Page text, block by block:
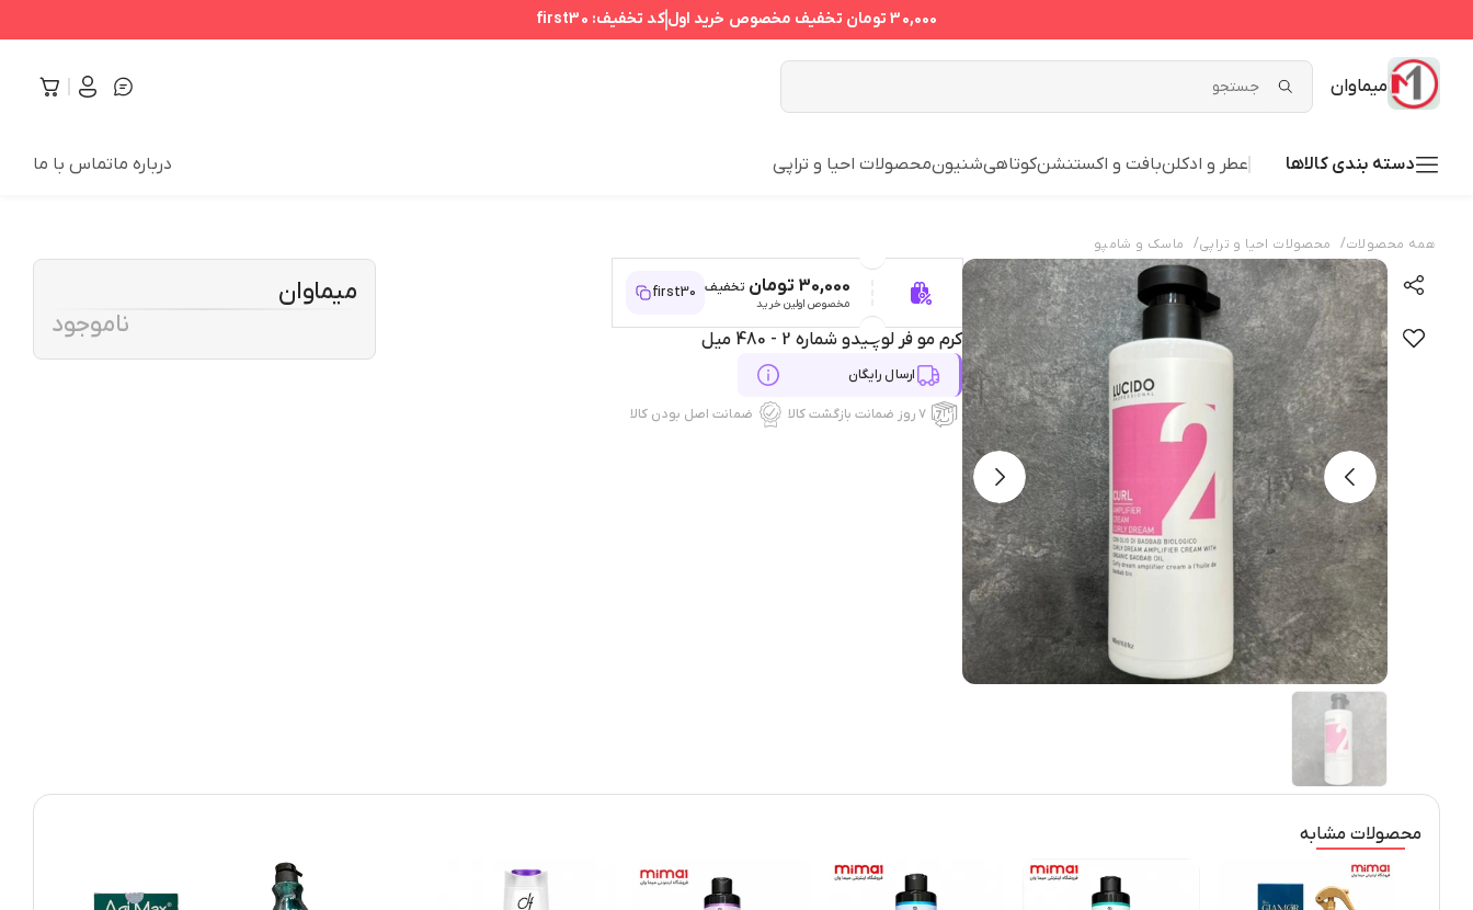
30,000 تومان تخفیف مخصوص خرید اولکد تخفیف: first30
میماوان
دسته بندی کالاها عطر و ادکلنبافت و اکستنشنکوتاهیشنیونمحصولات احیا و تراپی درباره ماتماس با ما
همه محصولات/ محصولات احیا و تراپی/ ماسک و شامپو
30,000 تومان تخفیف
مخصوص اولین خرید
first30
کرم مو فر لوچیدو شماره 2 - 480 میل
ارسال رایگان
۷ روز ضمانت بازگشت کالا ضمانت اصل بودن کالا
میماوان
ناموجود
محصولات مشابه